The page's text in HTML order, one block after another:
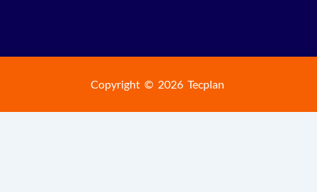
Copyright © 2026 Tecplan